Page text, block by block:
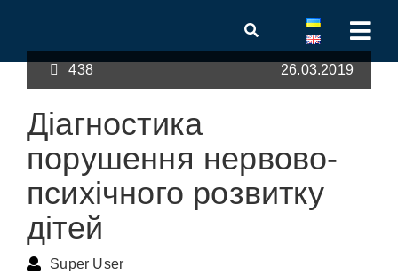
438 26.03.2019
Діагностика
порушення нервово-
психічного розвитку
дітей
Super User